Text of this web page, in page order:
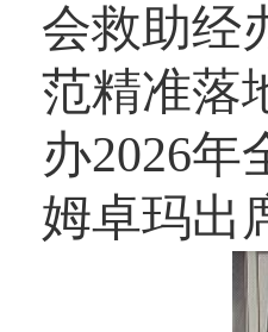
会救助经
范精准落
办2026
姆卓玛出